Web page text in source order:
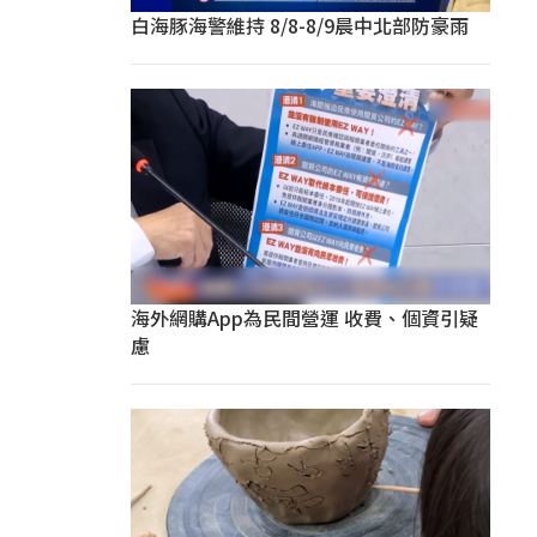
白海豚海警維持 8/8-8/9晨中北部防豪雨
海外網購App為民間營運 收費、個資引疑
慮